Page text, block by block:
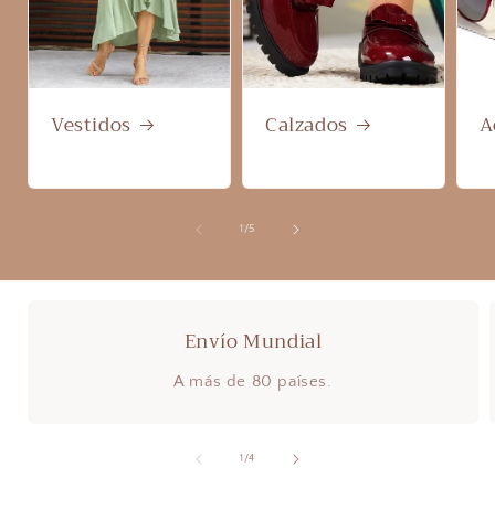
Vestidos Calzados
1 /de
5
Envío Mundial
A más de 80 países.
1 /de
4